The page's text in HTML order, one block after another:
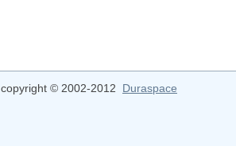
copyright © 2002-2012 Duraspace